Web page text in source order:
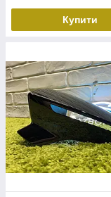
Купити